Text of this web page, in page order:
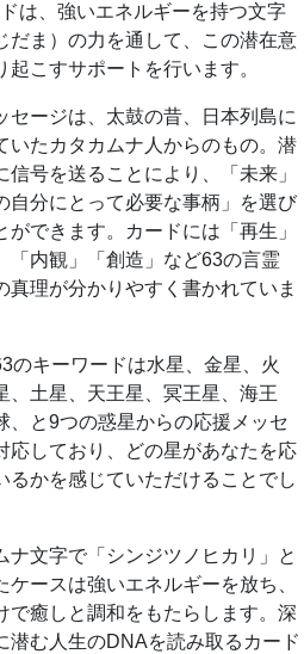
は、強いエネルギーを持つ文字
だま）の力を通して、この潜在意
起こすサポートを行います。
セージは、太鼓の昔、日本列島に
いたカタカムナ人からのもの。潜
信号を送ることにより、「未来」
自分にとって必要な事柄」を選び
ができます。カードには「再生」
「内観」「創造」など63の言霊
真理が分かりやすく書かれていま
のキーワードは水星、金星、火
、土星、天王星、冥王星、海王
、と9つの惑星からの応援メッセ
応しており、どの星があなたを応
るかを感じていただけることでし
ナ文字で「シンジツノヒカリ」と
ケースは強いエネルギーを放ち、
で癒しと調和をもたらします。深
潜む人生のDNAを読み取るカード